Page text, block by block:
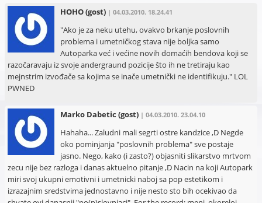
HOHO(gost) | 04.03.2010. 18.24.41
"Ako je za neku utehu, ovakvo brkanje poslovnih
problema i umetničkog stava nije boljka samo
Autoparka već i većine novih domaćih bendova koji se
razočaravaju iz svoje andergraund pozicije što ih ne tretiraju kao
mejnstrim izvođače sa kojima se inače umetnički ne identifikuju." LOL
PWNED
Marko Dabetic (gost) | 04.03.2010. 23.04.10
Hahaha... Zaludni mali segrti ostre kandzice ,D Negde
oko pominjanja "poslovnih problema" sve postaje
jasno. Nego, kako (i zasto?) objasniti slikarstvo mrtvom
zecu nije bez razloga i danas aktuelno pitanje ,D Nacin na koji Autopark
miri svoj ukupni emotivni i umetnicki naboj sa pop estetikom i
izrazajnim sredstvima jednostavno i nije nesto sto bih ocekivao da